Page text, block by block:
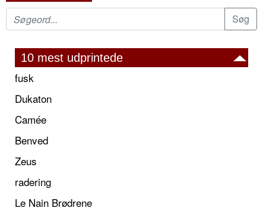
10 mest udprintede
fusk
Dukaton
Camée
Benved
Zeus
radering
Le Nain Brødrene